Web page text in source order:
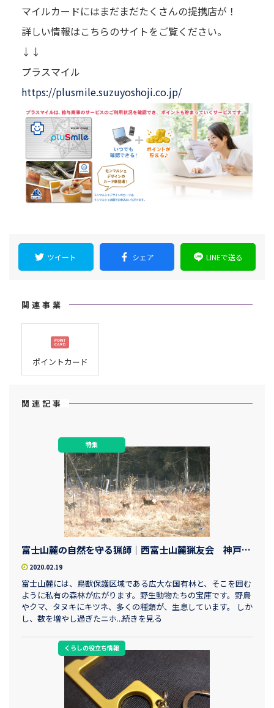
マイルカードにはまだまだたくさんの提携店が！
詳しい情報はこちらのサイトをご覧ください。
↓↓
プラスマイル
https://plusmile.suzuyoshoji.co.jp/
ツイート シェア LINEで送る
関連事業
ポイントカード
関連記事
特集
富士山麓の自然を守る猟師｜西富士山麓猟友会 神戸清和さん
2020.02.19
富士山麓には、鳥獣保護区域である広大な国有林と、そこを囲む
ように私有の森林が広がります。野生動物たちの宝庫です。野鳥
やクマ、タヌキにキツネ、多くの種類が、生息しています。 しか
し、数を増やし過ぎたニホ...続きを見る
くらしの役立ち情報